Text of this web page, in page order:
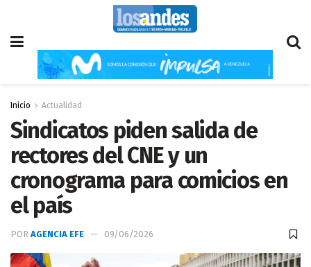
Inicio Actualidad
Sindicatos piden salida de
rectores del CNE y un
cronograma para comicios en
el país
POR AGENCIA EFE 09/06/2026